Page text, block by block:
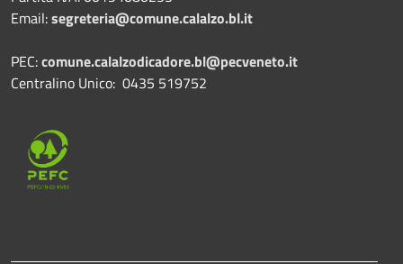
Email:segreteria@comune.calalzo.bl.it
PEC:comune.calalzodicadore.bl@pecveneto.it
Centralino Unico: 0435 519752